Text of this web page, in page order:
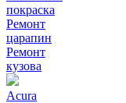
покраска
Ремонт
царапин
Ремонт
кузова
Acura